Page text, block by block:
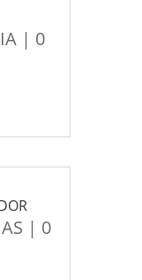
| 0
| 0